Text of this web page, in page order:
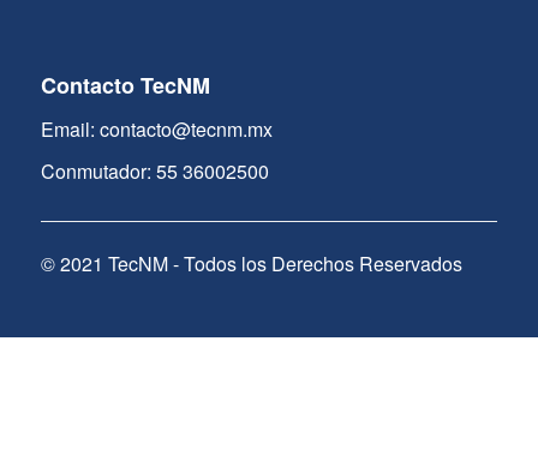
Contacto TecNM
Email: contacto@tecnm.mx
Conmutador: 55 36002500
© 2021 TecNM - Todos los Derechos Reservados